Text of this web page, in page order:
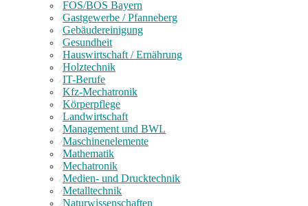
⁄FOS/BOS Bayern
⁄Gastgewerbe / Pfanneberg
⁄Gebäudereinigung
⁄Gesundheit
⁄Hauswirtschaft / Ernährung
⁄Holztechnik
⁄IT-Berufe
⁄Kfz-Mechatronik
⁄Körperpflege
⁄Landwirtschaft
⁄Management und BWL
⁄Maschinenelemente
⁄Mathematik
⁄Mechatronik
⁄Medien- und Drucktechnik
⁄Metalltechnik
⁄Naturwissenschaften